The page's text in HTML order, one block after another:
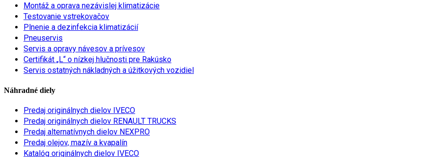
Montáž a oprava nezávislej klimatizácie
Testovanie vstrekovačov
Plnenie a dezinfekcia klimatizácií
Pneuservis
Servis a opravy návesov a prívesov
Certifikát „L“ o nízkej hlučnosti pre Rakúsko
Servis ostatných nákladných a úžitkových vozidiel
Náhradné diely
Predaj originálnych dielov IVECO
Predaj originálnych dielov RENAULT TRUCKS
Predaj alternatívnych dielov NEXPRO
Predaj olejov, mazív a kvapalín
Katalóg originálnych dielov IVECO